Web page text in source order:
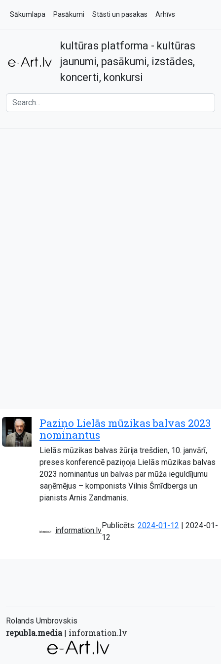
Sākumlapa Pasākumi Stāsti un pasakas Arhīvs
Kontakti
kultūras platforma - kultūras
jaunumi, pasākumi, izstādes,
koncerti, konkursi
Paziņo Lielās mūzikas balvas 2023
nominantus
Lielās mūzikas balvas žūrija trešdien, 10. janvārī,
preses konferencē paziņoja Lielās mūzikas balvas
2023 nominantus un balvas par mūža ieguldījumu
saņēmējus – komponists Vilnis Šmīdbergs un
pianists Arnis Zandmanis.
information.lv
Publicēts: 2024-01-12 | Atjaunots:
2024-01-
12
Rolands Umbrovskis
republa.media| information.lv